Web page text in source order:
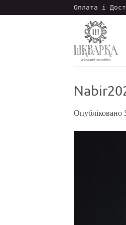
Оплата і
Опубліковано